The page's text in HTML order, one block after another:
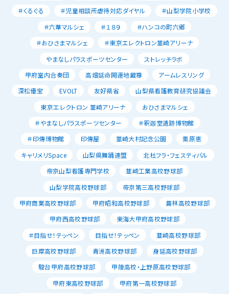
＃くるぐる
＃児童相談所虐待対応ダイヤル
＃山梨学院小学校
＃六華マルシェ
＃１８９
＃ハンコの町六郷
＃おひさまマルシェ
＃東京エレクトロン韮崎アリーナ
やまなしパラスポーツセンター
ストレッチラボ
甲府室内合奏団
高畑延命開運地蔵尊
アームレスリング
深松優宝
EVOLT 友好県省
山梨県看護教育研究協議会
東京エレクトロン 韮崎アリーナ
おひさまマルシェ
＃やまなしパラスポーツセンター
＃釈迦堂遺跡博物館
＃印傳博物館
印傳屋 韮崎大村記念公園
栗原恵
キャリメリSpace
山梨県舞踊連盟
北杜フラ・フェスティバル
帝京山梨看護専門学校
韮崎工業高校野球部
山梨学院高校野球部
帝京第三高校野球部
甲府商業高校野球部
甲府昭和高校野球部
農林高校野球部
甲府西高校野球部
東海大甲府高校野球部
＃目指せ！テッペン
目指せ！テッペン
韮崎高校野球部
巨摩高校野球部
青洲高校野球部
身延高校野球部
駿台甲府高校野球部
甲陵高校・上野原高校野球部
甲府東高校野球部
甲府第一高校野球部